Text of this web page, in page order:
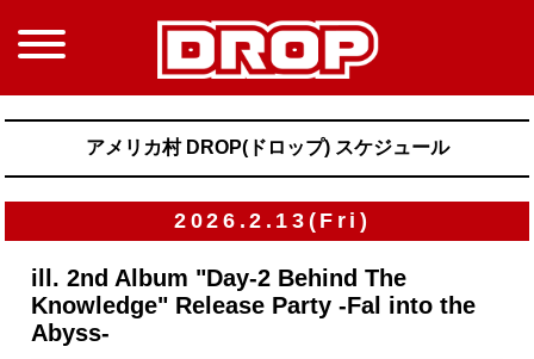
アメリカ村 DROP(ドロップ) スケジュール
2026.2.13(Fri)
ill. 2nd Album "Day-2 Behind The
Knowledge" Release Party -Fal into the
Abyss-